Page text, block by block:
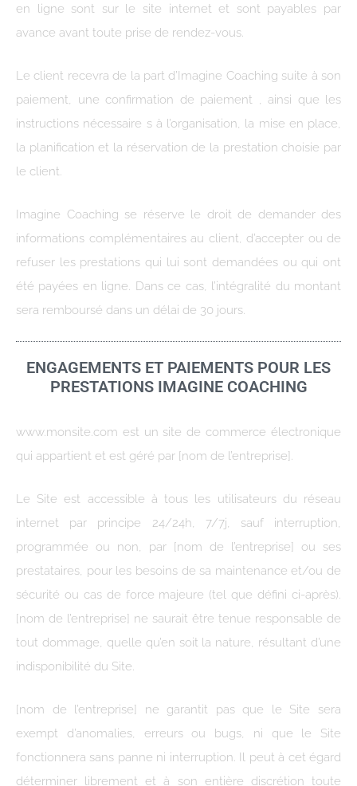
en ligne sont sur le site internet et sont payables par
avance avant toute prise de rendez-vous.
Le client recevra de la part d’Imagine Coaching suite à son
paiement, une confirmation de paiement , ainsi que les
instructions nécessaire s à l’organisation, la mise en place,
la planification et la réservation de la prestation choisie par
le client.
Imagine Coaching se réserve le droit de demander des
informations complémentaires au client, d’accepter ou de
refuser les prestations qui lui sont demandées ou qui ont
été payées en ligne. Dans ce cas, l’intégralité du montant
sera remboursé dans un délai de 30 jours.
ENGAGEMENTS ET PAIEMENTS POUR LES
PRESTATIONS IMAGINE COACHING
www.monsite.com est un site de commerce électronique
qui appartient et est géré par [nom de l’entreprise].
Le Site est accessible à tous les utilisateurs du réseau
internet par principe 24/24h, 7/7j, sauf interruption,
programmée ou non, par [nom de l’entreprise] ou ses
prestataires, pour les besoins de sa maintenance et/ou de
sécurité ou cas de force majeure (tel que défini ci-après).
[nom de l’entreprise] ne saurait être tenue responsable de
tout dommage, quelle qu’en soit la nature, résultant d’une
indisponibilité du Site.
[nom de l’entreprise] ne garantit pas que le Site sera
exempt d’anomalies, erreurs ou bugs, ni que le Site
fonctionnera sans panne ni interruption. Il peut à cet égard
déterminer librement et à son entière discrétion toute